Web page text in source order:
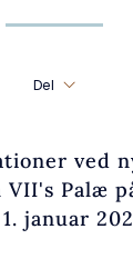
Del
ved
Palæ
januar